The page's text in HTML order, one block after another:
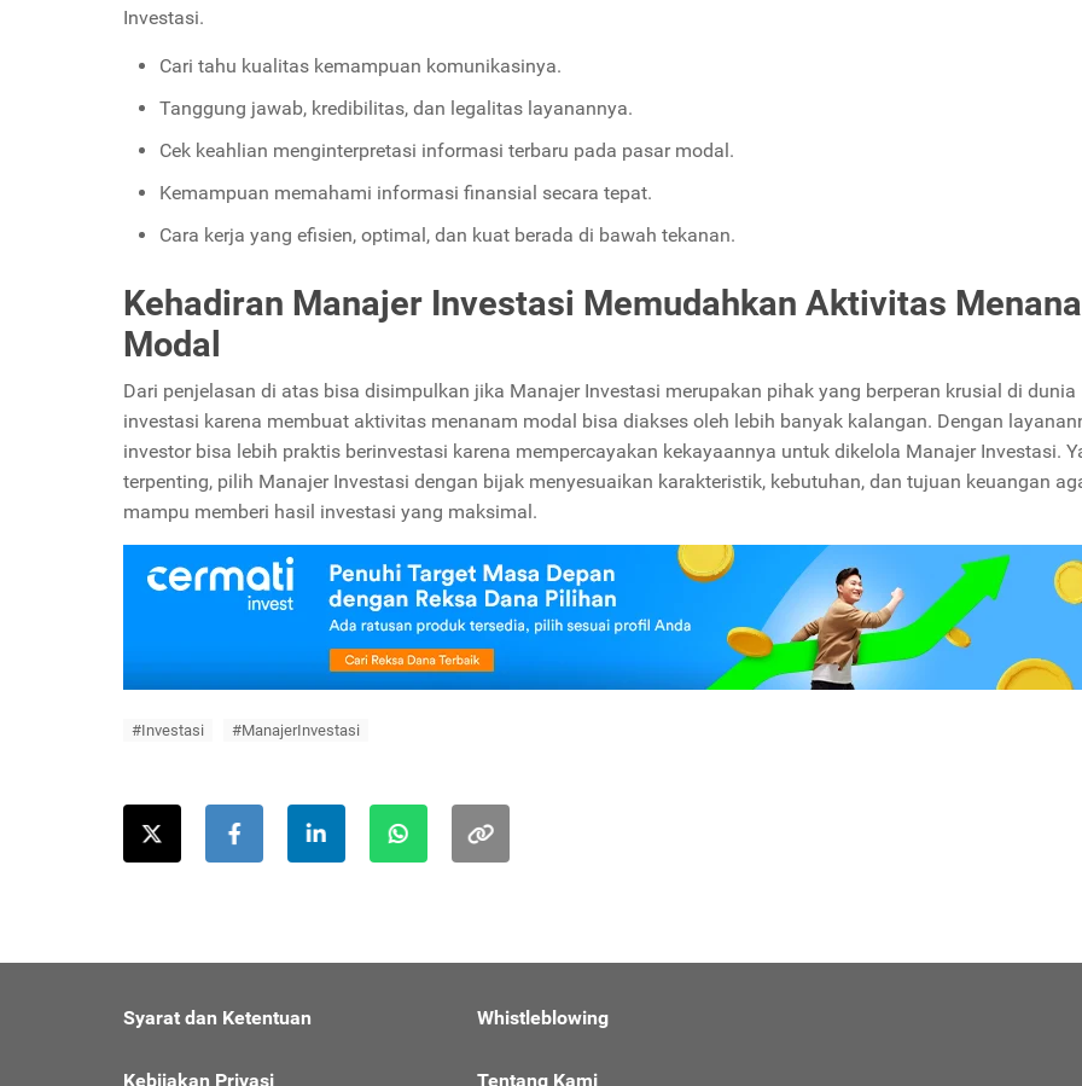
Investasi.
Cari tahu kualitas kemampuan komunikasinya.
Tanggung jawab, kredibilitas, dan legalitas layanannya.
Cek keahlian menginterpretasi informasi terbaru pada pasar modal.
Kemampuan memahami informasi finansial secara tepat.
Cara kerja yang efisien, optimal, dan kuat berada di bawah tekanan.
Kehadiran Manajer Investasi Memudahkan Aktivitas
Modal
Dari penjelasan di atas bisa disimpulkan jika Manajer Investasi merupakan pihak yang berperan krusial di dunia
investasi karena membuat aktivitas menanam modal bisa diakses oleh lebih banyak kalangan. Dengan
investor bisa lebih praktis berinvestasi karena mempercayakan kekayaannya untuk dikelola Manajer Investasi.
terpenting, pilih Manajer Investasi dengan bijak menyesuaikan karakteristik, kebutuhan, dan tujuan keuangan
mampu memberi hasil investasi yang maksimal.
#Investasi #ManajerInvestasi
Syarat dan Ketentuan
Kebijakan Privasi
Whistleblowing
Tentang Kami